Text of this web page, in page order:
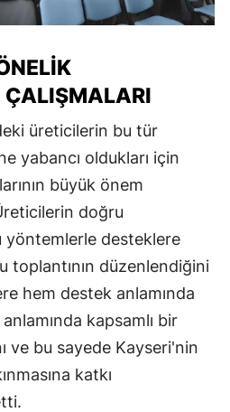
ÇALIŞMALARI
üreticilerin bu tür
yabancı oldukları için
büyük önem
doğru
yöntemlerle desteklere
toplantının düzenlendiğini
hem destek anlamında
kapsamlı bir
ve bu sayede Kayseri'nin
katkı